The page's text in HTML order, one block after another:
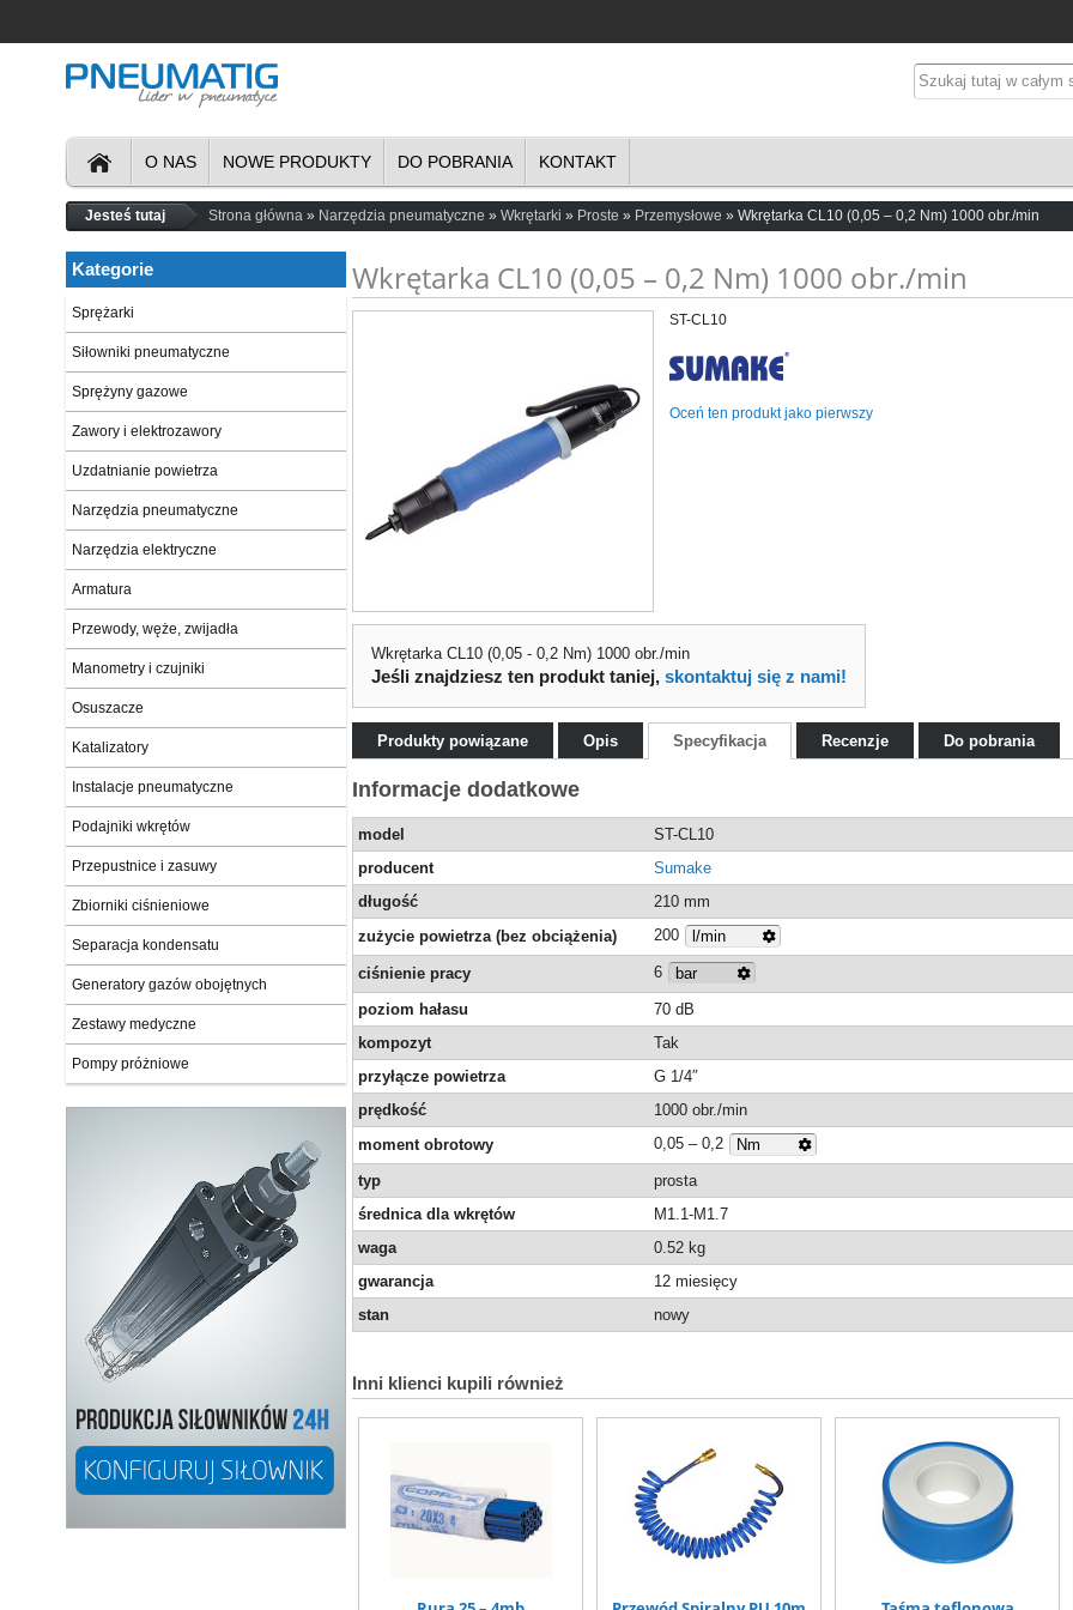
O NAS NOWE PRODUKTY DO POBRANIA KONTAKT
Jesteś tutaj Strona główna Narzędzia pneumatyczne Wkrętarki Proste Przemysłowe Wkrętarka CL10 (0,05 – 0,2 Nm) 1000 obr./min
Wkrętarka CL10 (0,05 – 0,2 Nm) 1000 obr./min
ST-CL10
Oceń ten produkt jako pierwszy
Wkrętarka CL10 (0,05 - 0,2 Nm) 1000 obr./min
Jeśli znajdziesz ten produkt taniej,skontaktuj się z nami!
Produkty powiązane Opis Specyfikacja Recenzje Do pobrania
Informacje dodatkowe
model
ST-CL10
producent
Sumake
długość
210 mm
zużycie powietrza (bez obciążenia)
200
ciśnienie pracy 6
poziom hałasu
70 dB
kompozyt
Tak
przyłącze powietrza
G 1/4″
prędkość
1000 obr./min
moment obrotowy
0,05 – 0,2
typ
prosta
średnica dla wkrętów
M1.1-M1.7
waga
0.52 kg
gwarancja
12 miesięcy
stan
nowy
Inni klienci kupili również
Kategorie
Sprężarki
Siłowniki pneumatyczne
Sprężyny gazowe
Zawory i elektrozawory
Uzdatnianie powietrza
Narzędzia pneumatyczne
Narzędzia elektryczne
Armatura
Przewody, węże, zwijadła
Manometry i czujniki
Osuszacze
Katalizatory
Instalacje pneumatyczne
Podajniki wkrętów
Przepustnice i zasuwy
Zbiorniki ciśnieniowe
Separacja kondensatu
Generatory gazów obojętnych
Zestawy medyczne
Pompy próżniowe